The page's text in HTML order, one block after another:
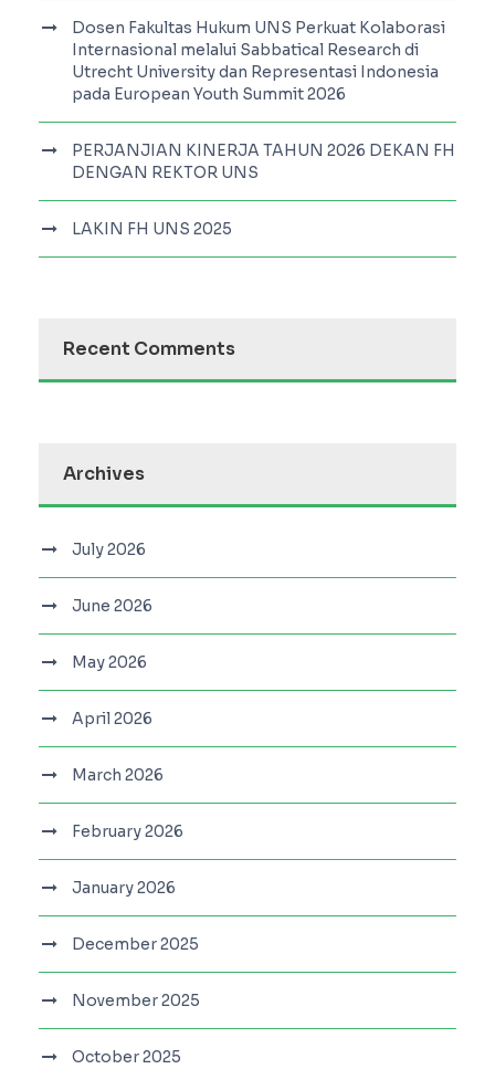
Dosen Fakultas Hukum UNS Perkuat Kolaborasi
Internasional melalui Sabbatical Research di
Utrecht University dan Representasi Indonesia
pada European Youth Summit 2026
PERJANJIAN KINERJA TAHUN 2026 DEKAN FH
DENGAN REKTOR UNS
LAKIN FH UNS 2025
Recent Comments
Archives
July 2026
June 2026
May 2026
April 2026
March 2026
February 2026
January 2026
December 2025
November 2025
October 2025